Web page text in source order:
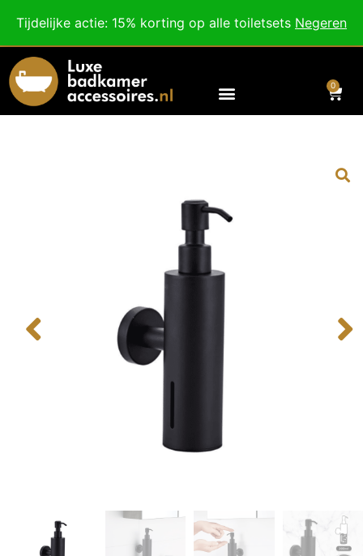
Tijdelijke actie: 15% korting op alle toiletsets Negeren
Voor 18:00 besteld, morgen in huis!
0